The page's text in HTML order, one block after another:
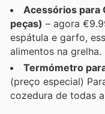
Acessórios para
peças) – agora
espátula e garfo,
alimentos na grelha.
Termómetro
(preço especial)
cozedura de todas